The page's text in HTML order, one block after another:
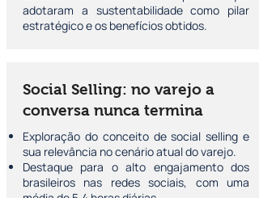
adotaram a sustentabilidade como pilar
estratégico e os benefícios obtidos.
Social Selling: no varejo a
conversa nunca termina
Exploração do conceito de social selling e
sua relevância no cenário atual do varejo.
Destaque para o alto engajamento dos
brasileiros nas redes sociais, com uma